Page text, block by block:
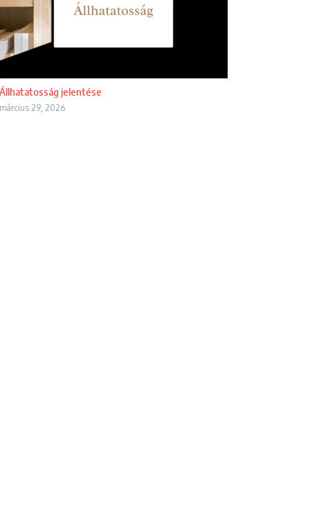
Állhatatosság jelentése
március 29, 2026